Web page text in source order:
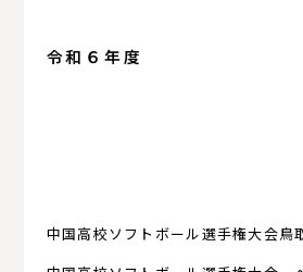
令和６年度
中国高校ソフトボール選手権大会